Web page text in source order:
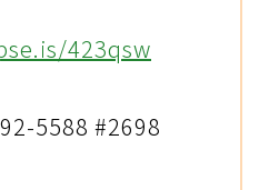
423qsw
5588 #2698